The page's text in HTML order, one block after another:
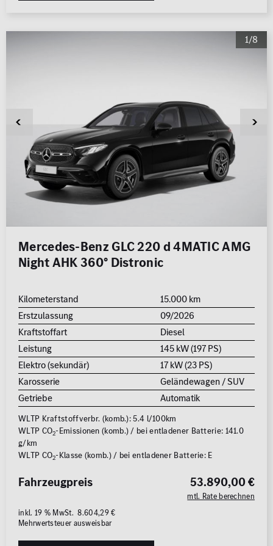
1/8
Mercedes-Benz GLC 220 d 4MATIC AMG
Night AHK 360° Distronic
Kilometerstand
15.000 km
Erstzulassung
09/2026
Kraftstoffart
Diesel
Leistung
145 kW (197 PS)
Elektro (sekundär)
17 kW (23 PS)
Karosserie
Geländewagen / SUV
Getriebe
Automatik
WLTP Kraftstoffverbr. (komb.): 5.4 l/100km
WLTP CO2-Emissionen (komb.) / bei entladener Batterie: 141.0
g/km
WLTP CO2-Klasse (komb.) / bei entladener Batterie: E
53.890,00 €
mtl. Rate berechnen
Fahrzeugpreis
inkl. 19 % MwSt. 8.604,29 €
Mehrwertsteuer ausweisbar